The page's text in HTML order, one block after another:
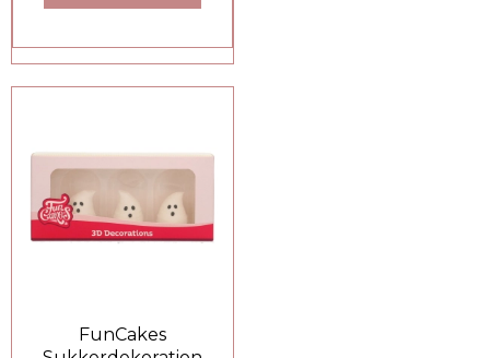
FunCakes